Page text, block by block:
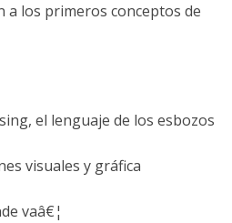
a los primeros conceptos de
el lenguaje de los esbozos
visuales y gráfica
vaâ€¦